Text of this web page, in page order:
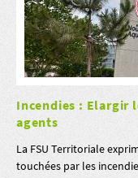
Incendies : Elargir
agents
La FSU Territoriale
touchées par les